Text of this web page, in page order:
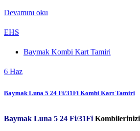
Devamını oku
EHS
Baymak Kombi Kart Tamiri
6 Haz
Baymak Luna 5 24 Fi/31Fi Kombi Kart Tamiri
Baymak Luna 5 24 Fi/31Fi